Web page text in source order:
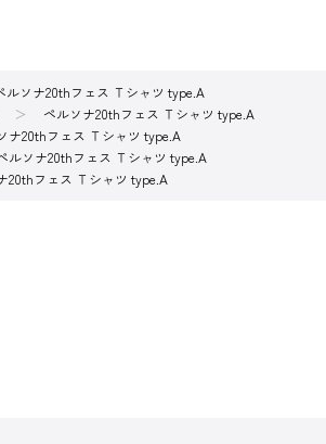
ルソナ20thフェス Ｔシャツ type.A
ペルソナ20thフェス Ｔシャツ type.A
ナ20thフェス Ｔシャツ type.A
ルソナ20thフェス Ｔシャツ type.A
20thフェス Ｔシャツ type.A